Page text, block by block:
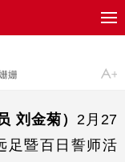
姗
刘金菊） 2月27
足暨百日誓师活